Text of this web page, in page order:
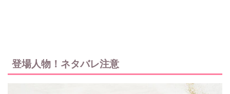
登場人物！ネタバレ注意